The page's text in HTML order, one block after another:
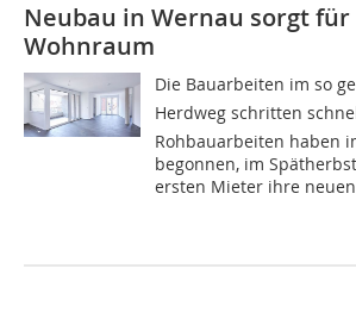
Neubau in Wernau sorgt
Wohnraum
Die Bauarbeiten im so
Herdweg schritten
Rohbauarbeiten haben
begonnen, im
ersten Mieter ihre